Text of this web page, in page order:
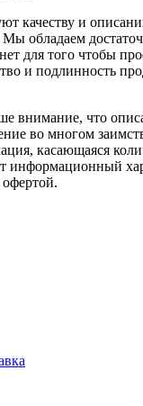
качеству и
Мы обладаем
для того чтобы
и подлинность
внимание, что
во многом
касающаяся
информационный